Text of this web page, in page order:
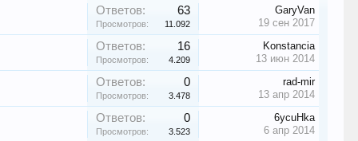
Ответов: 63
Просмотров: 11.092
GaryVan
19 сен 2017
Ответов: 16
Просмотров: 4.209
Konstancia
13 июн 2014
Ответов: 0
Просмотров: 3.478
rad-mir
13 апр 2014
Ответов: 0
Просмотров: 3.523
6ycuHka
6 апр 2014